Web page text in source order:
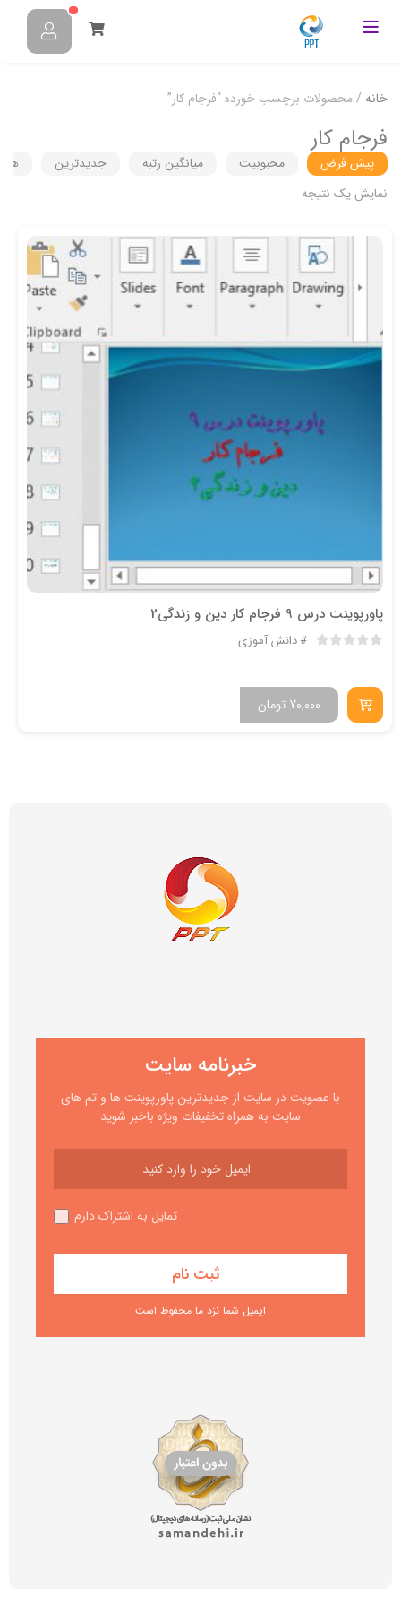
خانه / محصولات برچسب خورده “فرجام كار”
فرجام كار
پیش فرض محبوبیت میانگین رتبه جدیدترین
نمایش یک نتیجه
پاورپوینت درس 9 فرجام كار دین و زندگی2
دانش آموزی
تومان 70,000
خبرنامه سایت
با عضویت در سایت از جدیدترین پاورپوینت ها و تم های
سایت به همراه تخفیفات ویژه باخبر شوید
تمایل به اشتراک دارم
ایمیل شما نزد ما محفوظ است